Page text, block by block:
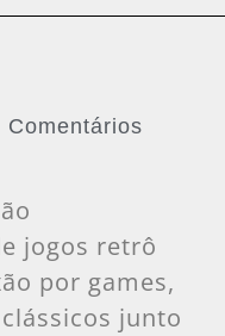
Comentários
jogos retrô
por games,
junto